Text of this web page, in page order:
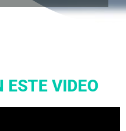
ESTE VIDEO